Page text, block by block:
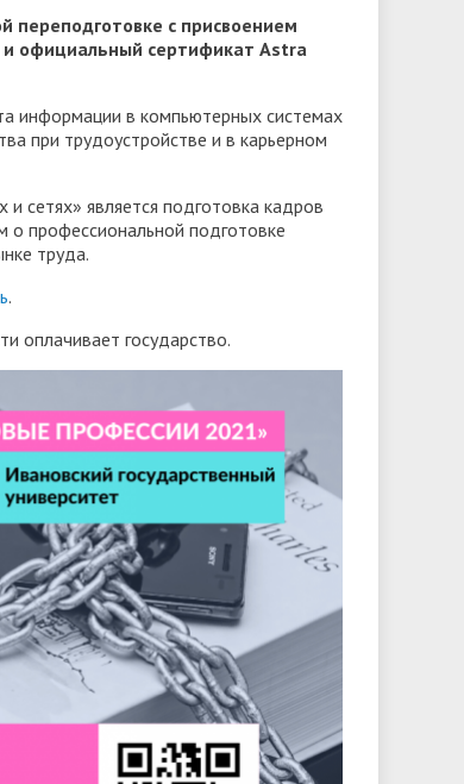
переподготовке с присвоением
и официальный сертификат Astra
информации в компьютерных системах
при трудоустройстве и в карьерном
сетях» является подготовка кадров
профессиональной подготовке
труда.
.
оплачивает государство.